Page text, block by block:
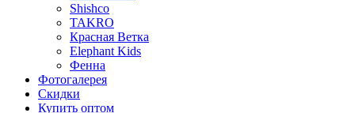
Shishco
TAKRO
Красная Ветка
Elephant Kids
Фенна
Фотогалерея
Скидки
Купить оптом